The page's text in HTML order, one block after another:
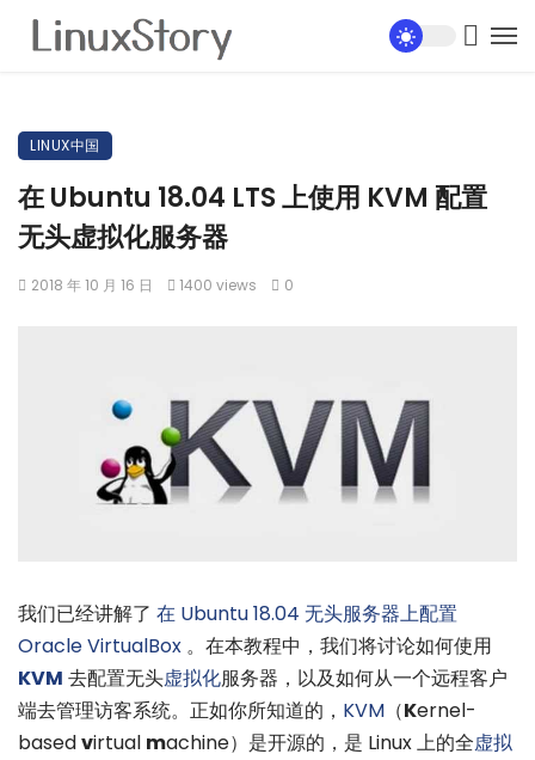
LINUX中国
在 Ubuntu 18.04 LTS 上使用 KVM 配置
无头虚拟化服务器
2018 年 10 月 16 日 1400 views 0
我们已经讲解了 在 Ubuntu 18.04 无头服务器上配置
Oracle VirtualBox 。在本教程中，我们将讨论如何使用
KVM 去配置无头虚拟化服务器，以及如何从一个远程客户
端去管理访客系统。正如你所知道的， KVM （Kernel-
basedvirtual machine）是开源的，是 Linux 上的全虚拟